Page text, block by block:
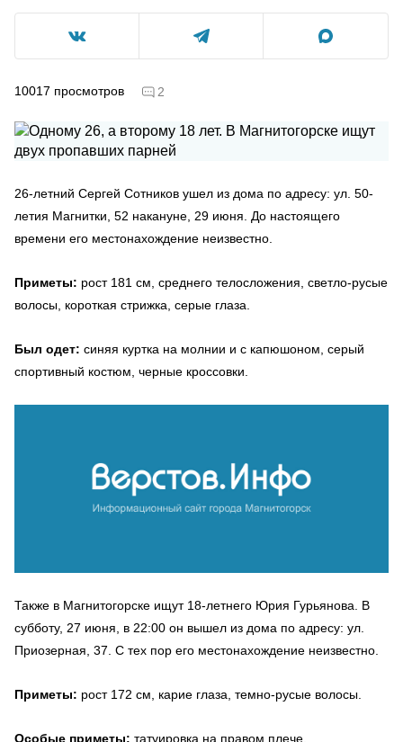
10017 просмотров 2
26-летний Сергей Сотников ушел из дома по адресу: ул. 50-
летия Магнитки, 52 накануне, 29 июня. До настоящего
времени его местонахождение неизвестно.
Приметы: рост 181 см, среднего телосложения, светло-русые
волосы, короткая стрижка, серые глаза.
Был одет: синяя куртка на молнии и с капюшоном, серый
спортивный костюм, черные кроссовки.
Также в Магнитогорске ищут 18-летнего Юрия Гурьянова. В
субботу, 27 июня, в 22:00 он вышел из дома по адресу: ул.
Приозерная, 37. С тех пор его местонахождение неизвестно.
Приметы: рост 172 см, карие глаза, темно-русые волосы.
Особые приметы: татуировка на правом плече.